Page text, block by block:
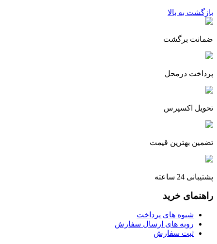
بازگشت به بالا
ضمانت برگشت
پرداخت درمحل
تحویل اکسپرس
تضمین بهترین قیمت
پشتیبانی 24 ساعته
راهنمای خرید
شیوه های پرداخت
رویه های ارسال سفارش
ثبت سفارش